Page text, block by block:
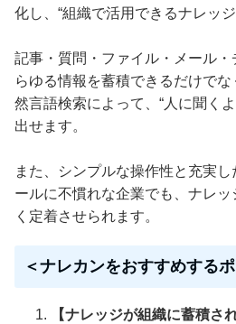
化し、“組織で活用できるナレッジ
記事・質問・ファイル・メール
らゆる情報を蓄積できるだけで
然言語検索によって、“人に聞く
出せます。
また、シンプルな操作性と充実
ールに不慣れな企業でも、ナレ
く定着させられます。
＜ナレカンをおすすめする
【ナレッジが組織に蓄積され